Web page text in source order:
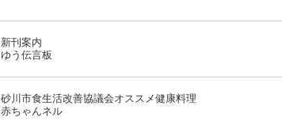
新刊案内
ゆう伝言板
砂川市食生活改善協議会オススメ健康料理
赤ちゃんネル